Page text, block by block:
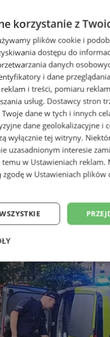
korzystanie z
plików cookie i
dostępu do
danych
i dane
i treści, pomiaru
usług. Dostawcy stron
dane w tych i innych
dane geolokalizacyjne i
wyłącznie tej witryny.
uzasadnionym interesie
temu w Ustawieniach reklam.
zgodę w Ustawieniach plików
Wydajność
Niesklasyfikowane